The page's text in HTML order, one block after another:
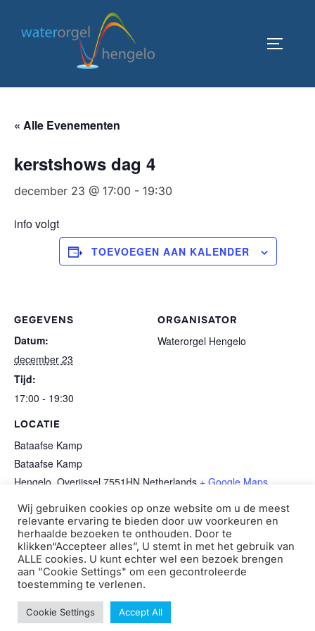
naar
« Alle Evenementen
kerstshows dag 4
december 23 @ 17:00 - 19:30
info volgt
TOEVOEGEN AAN KALENDER
GEGEVENS
Datum:
december 23
Tijd:
17:00 - 19:30
LOCATIE
Bataafse Kamp
Bataafse Kamp
Hengelo Overijssel 7551HN Netherlands + Google Maps
ORGANISATOR
Waterorgel Hengelo
kerstshows dag 3 kerstshows dag 5
Inspiro Themedoor
Wij gebruiken cookies op onze website om u de meest
relevante ervaring te bieden door uw voorkeuren en
herhaalde bezoeken te onthouden. Door te
klikken“Accepteer alles”, U stemt in met het gebruik van
ALLE cookies. U kunt echter wel een bezoek brengen
aan "Cookie Settings" om een ​​gecontroleerde
toestemming te verlenen.
Cookie Settings Accept All